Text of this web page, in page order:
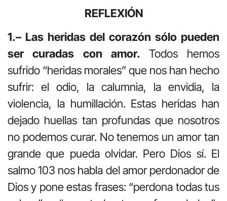
REFLEXIÓN
1.– Las heridas del corazón sólo pueden
ser curadas con amor. Todos hemos
sufrido “heridas morales” que nos han hecho
sufrir: el odio, la calumnia, la envidia, la
violencia, la humillación. Estas heridas han
dejado huellas tan profundas que nosotros
no podemos curar. No tenemos un amor tan
grande que pueda olvidar. Pero Dios sí. El
salmo 103 nos habla del amor perdonador de
Dios y pone estas frases: “perdona todas tus